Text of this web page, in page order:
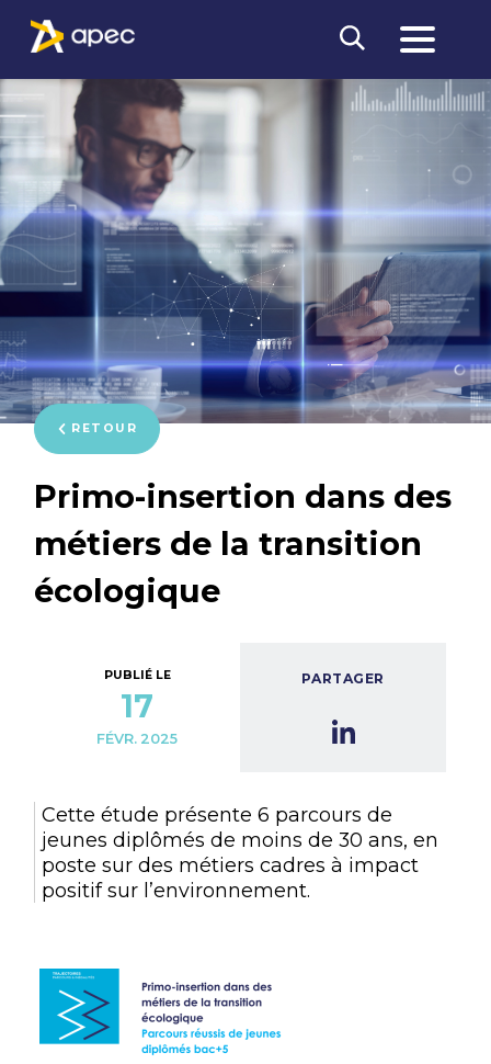
RETOUR
Primo-insertion dans des
métiers de la transition
écologique
PUBLIÉ LE
17
FÉVR. 2025
PARTAGER
Cette étude présente 6 parcours de
jeunes diplômés de moins de 30 ans, en
poste sur des métiers cadres à impact
positif sur l’environnement.